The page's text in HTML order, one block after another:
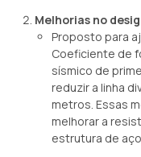
Melhorias no
Proposto para
Coeficiente de
sísmico de
reduzir a linha
metros. Essas
melhorar a
estrutura de